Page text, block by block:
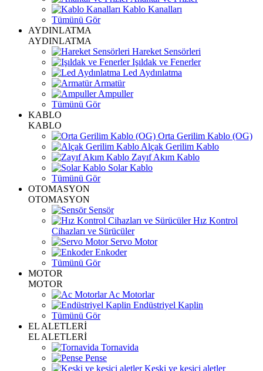
Kablo Kanalları
Tümünü Gör
AYDINLATMA
AYDINLATMA
Hareket Sensörleri
Işıldak ve Fenerler
Led Aydınlatma
Armatür
Ampuller
Tümünü Gör
KABLO
KABLO
Orta Gerilim Kablo (OG)
Alçak Gerilim Kablo
Zayıf Akım Kablo
Solar Kablo
Tümünü Gör
OTOMASYON
OTOMASYON
Sensör
Hız Kontrol
Cihazları ve Sürücüler
Servo Motor
Enkoder
Tümünü Gör
MOTOR
MOTOR
Ac Motorlar
Endüstriyel Kaplin
Tümünü Gör
EL ALETLERİ
EL ALETLERİ
Tornavida
Pense
Keski ve kesici aletler